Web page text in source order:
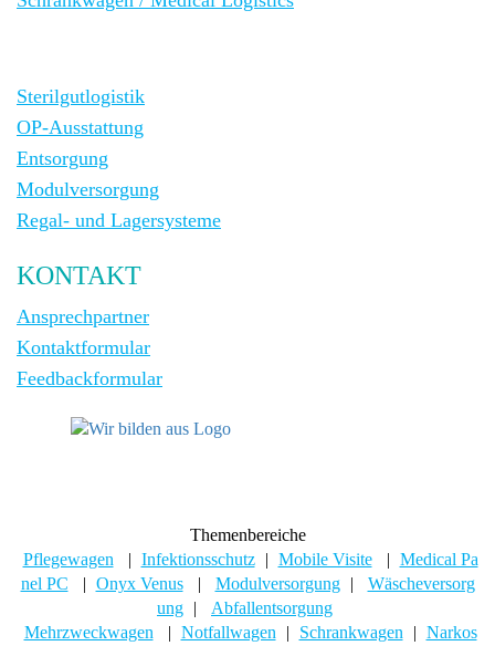
Sterilgutlogistik
OP-Ausstattung
Entsorgung
Modulversorgung
Regal- und Lagersysteme
KONTAKT
Ansprechpartner
Kontaktformular
Feedbackformular
Themenbereiche
Pflegewagen
Infektionsschutz Mobile Visite
Medical Pa
nel PC
Onyx Venus Modulversorgung
Wäscheversorg
ung
Abfallentsorgung
Mehrzweckwagen
Notfallwagen Schrankwagen Narkos